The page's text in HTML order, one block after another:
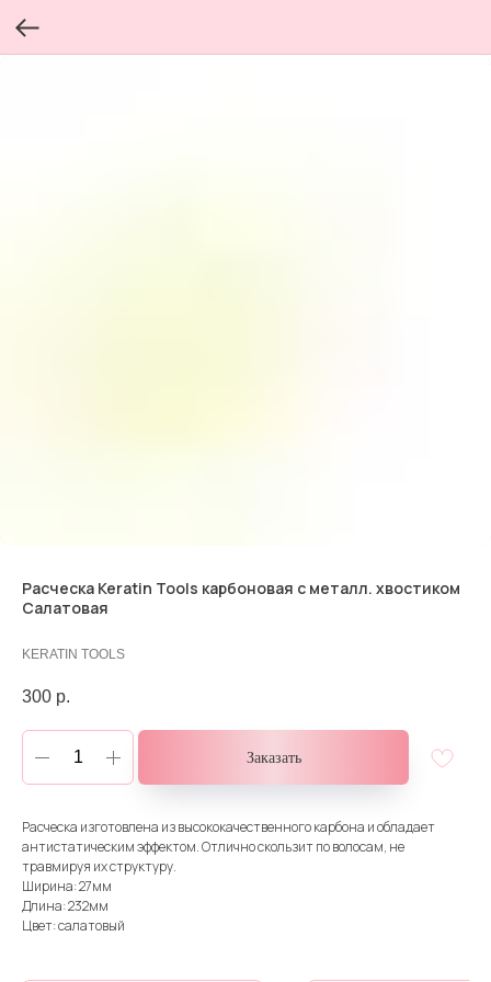
Расческа Keratin Tools карбоновая с металл. хвостиком
Салатовая
KERATIN TOOLS
300 р.
Заказать
Расческа изготовлена из высококачественного карбона и обладает
антистатическим эффектом. Отлично скользит по волосам, не
травмируя их структуру.
Ширина: 27мм
Длина: 232мм
Цвет: салатовый